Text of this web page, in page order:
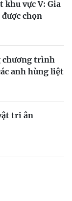
vực V: Gia
chọn
chương trình
anh hùng liệt
tri ân